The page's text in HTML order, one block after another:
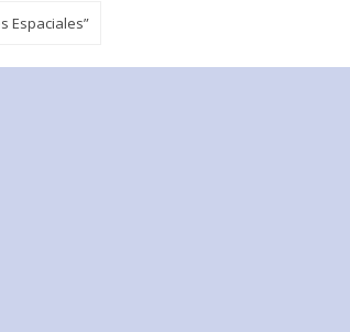
Espaciales”